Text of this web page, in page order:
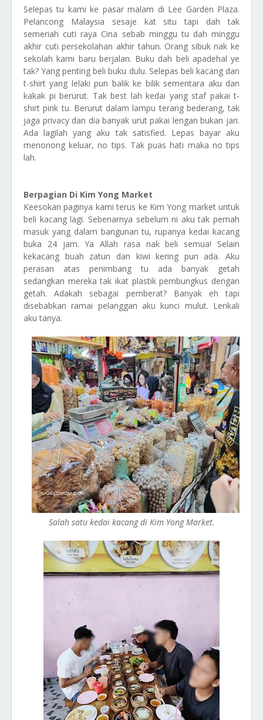
Selepas tu kami ke pasar malam di Lee Garden Plaza.
Pelancong Malaysia sesaje kat situ tapi dah tak
semeriah cuti raya Cina sebab minggu tu dah minggu
akhir cuti persekolahan akhir tahun. Orang sibuk nak ke
sekolah kami baru berjalan. Buku dah beli apadehal ye
tak? Yang penting beli buku dulu. Selepas beli kacang dan
t-shirt yang lelaki pun balik ke bilik sementara aku dan
kakak pi berurut. Tak best lah kedai yang staf pakai t-
shirt pink tu. Berurut dalam lampu terang bederang, tak
jaga privacy dan dia banyak urut pakai lengan bukan jari.
Ada lagilah yang aku tak satisfied. Lepas bayar aku
menonong keluar, no tips. Tak puas hati maka no tips
lah.
Berpagian Di Kim Yong Market
Keesokan paginya kami terus ke Kim Yong market untuk
beli kacang lagi. Sebenarnya sebelum ni aku tak pernah
masuk yang dalam bangunan tu, rupanya kedai kacang
buka 24 jam. Ya Allah rasa nak beli semua! Selain
kekacang buah zatun dan kiwi kering pun ada. Aku
perasan atas penimbang tu ada banyak getah
sedangkan mereka tak ikat plastik pembungkus dengan
getah. Adakah sebagai pemberat? Banyak eh tapi
disebabkan ramai pelanggan aku kunci mulut. Lenkali
aku tanya.
Salah satu kedai kacang di Kim Yong Market.